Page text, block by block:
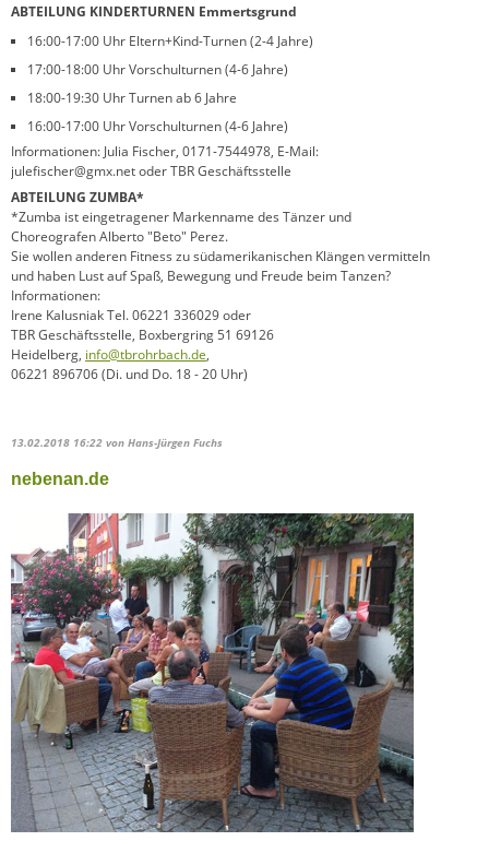
ABTEILUNG KINDERTURNEN Emmertsgrund
16:00-17:00 Uhr Eltern+Kind-Turnen (2-4 Jahre)
17:00-18:00 Uhr Vorschulturnen (4-6 Jahre)
18:00-19:30 Uhr Turnen ab 6 Jahre
16:00-17:00 Uhr Vorschulturnen (4-6 Jahre)
Informationen: Julia Fischer, 0171-7544978, E-Mail:
julefischer@gmx.net oder TBR Geschäftsstelle
ABTEILUNG ZUMBA*
*Zumba ist eingetragener Markenname des Tänzer und
Choreografen Alberto "Beto" Perez.
Sie wollen anderen Fitness zu südamerikanischen Klängen vermitteln
und haben Lust auf Spaß, Bewegung und Freude beim Tanzen?
Informationen:
Irene Kalusniak Tel. 06221 336029 oder
TBR Geschäftsstelle, Boxbergring 51 69126
Heidelberg, info@tbrohrbach.de,
06221 896706 (Di. und Do. 18 - 20 Uhr)
13.02.2018 16:22 von Hans-Jürgen Fuchs
nebenan.de